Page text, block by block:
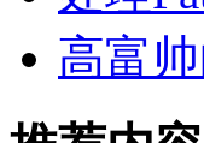
高富